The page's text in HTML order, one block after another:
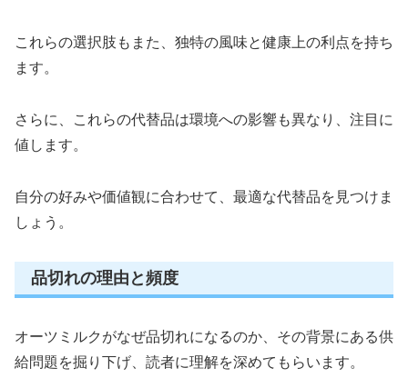
これらの選択肢もまた、独特の風味と健康上の利点を持ち
ます。
さらに、これらの代替品は環境への影響も異なり、注目に
値します。
自分の好みや価値観に合わせて、最適な代替品を見つけま
しょう。
品切れの理由と頻度
オーツミルクがなぜ品切れになるのか、その背景にある供
給問題を掘り下げ、読者に理解を深めてもらいます。